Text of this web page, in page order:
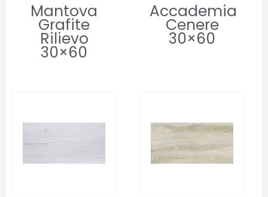
Mantova
Grafite
Rilievo
30×60
Accademia
Cenere
30×60